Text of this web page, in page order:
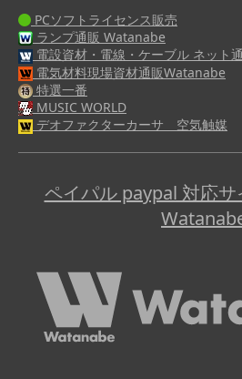
PCソフトライセンス販売
ランプ通販 Watanabe
電設資材・電線・ケーブル ネット
電気材料現場資材通販Watanabe
特選一番
MUSIC WORLD
デオファクターカーサ 空気触媒
ペイパル paypal 対応